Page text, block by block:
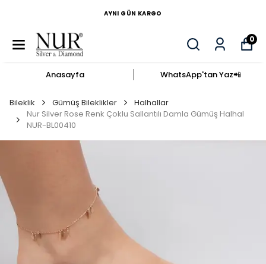
AYNI GÜN KARGO
0
Anasayfa WhatsApp'tan Yaz​📲​
Bileklik Gümüş Bileklikler
Halhallar
Nur Silver Rose Renk Çoklu Sallantılı Damla Gümüş Halhal
NUR-BL00410